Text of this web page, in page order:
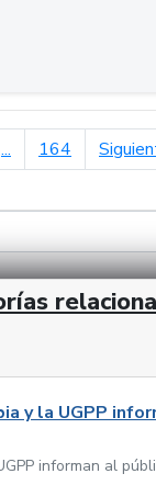
... 164
y la UGPP
informan al